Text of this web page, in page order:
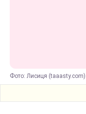
Фото: Лисиця (taaasty.com)